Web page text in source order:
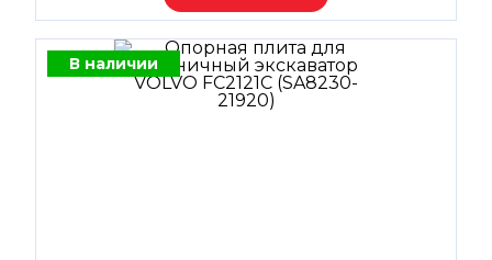
В наличии